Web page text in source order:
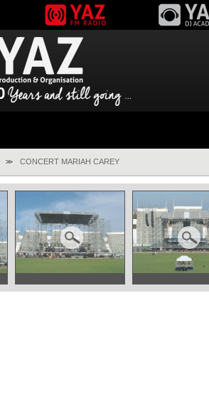
FESTIVALS
ÉVÈNEMENTS
MARKETING
YAZ PRODUCTION
PRÉSENTATION
>> CONCERT MARIAH CAREY